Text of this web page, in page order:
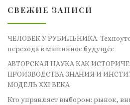
СВЕЖИЕ ЗАПИСИ
ЧЕЛОВЕК У РУБИЛЬНИКА.
перехода в машинное будущее
АВТОРСКАЯ НАУКА КАК
ПРОИЗВОДСТВА ЗНАНИЯ И
МОДЕЛЬ XXI ВЕКА
Кто управляет выбором: рынок,